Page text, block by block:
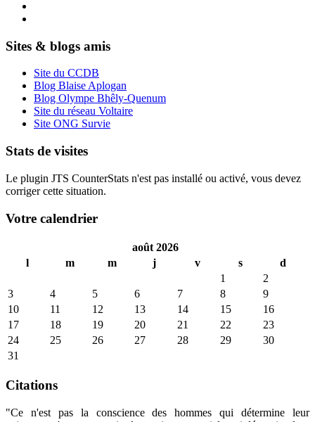
Sites & blogs amis
Site du CCDB
Blog Blaise Aplogan
Blog Olympe Bhêly-Quenum
Site du réseau Voltaire
Site ONG Survie
Stats de visites
Le plugin JTS CounterStats n'est pas installé ou activé, vous devez
corriger cette situation.
Votre calendrier
août 2026
l
m m j v s
d
1
2
3
4 5 6 7 8
9
10
11 12 13 14 15
16
17
18 19 20 21 22
23
24
25 26 27 28 29
30
31
Citations
"Ce n'est pas la conscience des hommes qui détermine leur